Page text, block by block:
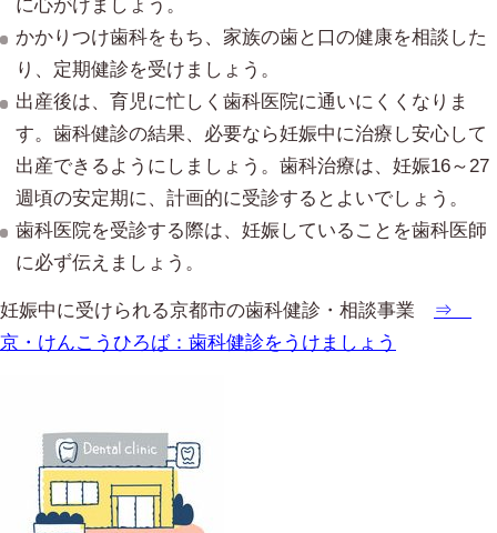
に心がけましょう。
かかりつけ歯科をもち、家族の歯と口の健康を相談した
り、定期健診を受けましょう。
出産後は、育児に忙しく歯科医院に通いにくくなりま
す。歯科健診の結果、必要なら妊娠中に治療し安心して
出産できるようにしましょう。歯科治療は、妊娠16～27
週頃の安定期に、計画的に受診するとよいでしょう。
歯科医院を受診する際は、妊娠していることを歯科医師
に必ず伝えましょう。
妊娠中に受けられる京都市の歯科健診・相談事業
⇒
京・けんこうひろば：歯科健診をうけましょう